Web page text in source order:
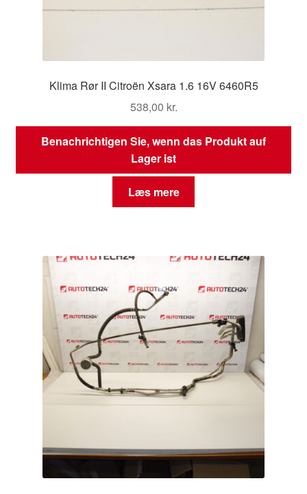
Klima Rør II Citroën Xsara 1.6 16V 6460R5
538,00 kr.
Benachrichtigen Sie, wenn das Produkt auf
Lager ist
Læs mere